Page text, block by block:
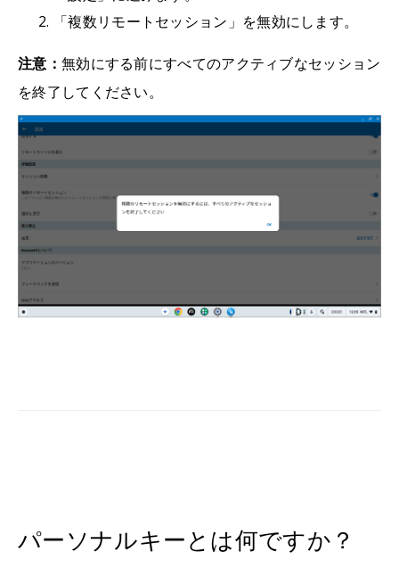
「複数リモートセッション」を無効にします。
注意： 無効にする前にすべてのアクティブなセッション
を終了してください。
パーソナルキーとは何ですか？